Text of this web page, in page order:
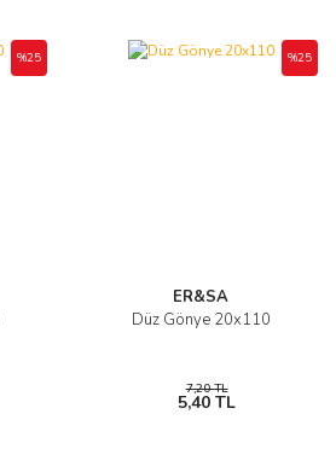
%25
ER&SA
Düz Gönye 20x110
%25
7,20 TL
5,40 TL